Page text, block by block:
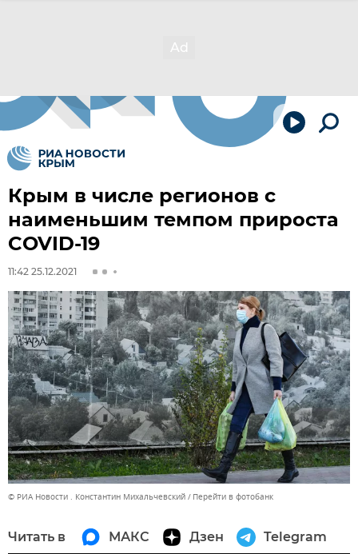
Крым в числе регионов с
наименьшим темпом прироста
COVID-19
11:42 25.12.2021
© РИА Новости . Константин Михальчевский Перейти в фотобанк
Читать в МАКС Дзен Telegram